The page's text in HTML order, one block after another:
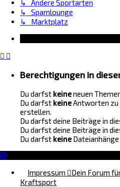
↳ Andere Sportarten
↳ Spamlounge
↳ Marktplatz
Berechtigungen in
Du darfst keineneuen
Du darfst keineAntworten zu
erstellen.
Du darfst deine Beiträge in
Du darfst deine Beiträge in
Du darfst keine
Impressum
Dein Forum
Kraftsport